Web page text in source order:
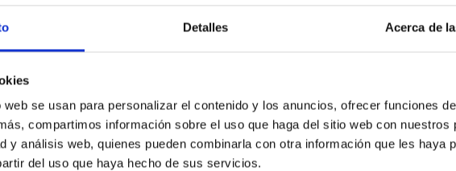
Detalles Acerca de
se usan para personalizar el contenido y los anuncios, ofrecer funciones
compartimos información sobre el uso que haga del sitio web con nuestros
y análisis web, quienes pueden combinarla con otra información que les haya
del uso que haya hecho de sus servicios.
Entrevista sobre el taller El Proceso del Pensamiento
El material incluye un vídeo dividido en cuatro partes en el
explicación anterior y corresponde a un taller online impartido
a sus estudiantes.El acceso a este material de estudio es